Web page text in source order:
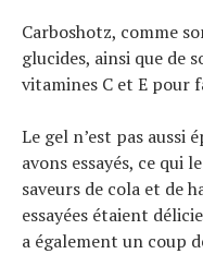
Carboshotz, comme
glucides, ainsi que de
vitamines C et E pour
Le gel n’est pas aussi
avons essayés, ce qui
saveurs de cola et de
essayées étaient
a également un coup